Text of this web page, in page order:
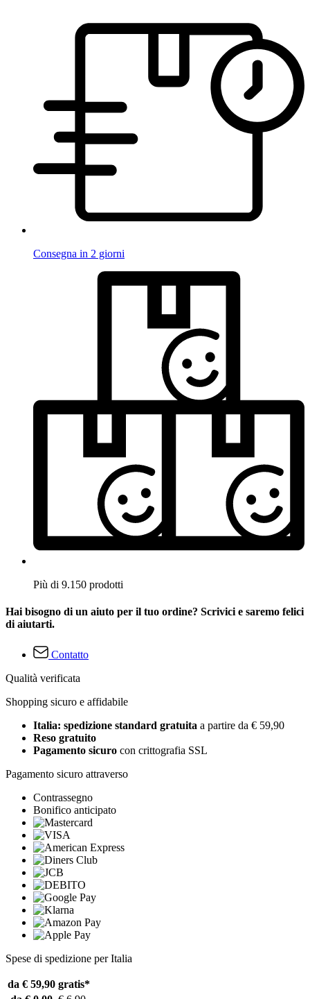
Consegna in 2 giorni
Più di 9.150 prodotti
Hai bisogno di un aiuto per il tuo ordine? Scrivici e saremo felici
di aiutarti.
Contatto
Qualità verificata
Shopping sicuro e affidabile
Italia: spedizione standard gratuita a partire da € 59,90
Reso gratuito
Pagamento sicuro con crittografia SSL
Pagamento sicuro attraverso
Contrassegno
Bonifico anticipato
Spese di spedizione per Italia
da € 59,90 gratis*